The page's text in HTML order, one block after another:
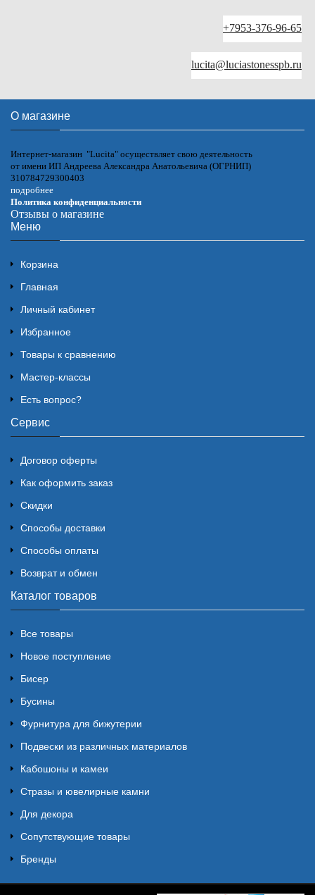
+7953-376-96-65
lucita@luciastonesspb.ru
О магазине
Интернет-магазин "Lucita" осуществляет свою деятельность
от имени ИП Андреева Александра Анатольевича (ОГРНИП)
310784729300403
подробнее
Политика конфиденциальности
Отзывы о магазине
Меню
Корзина
Главная
Личный кабинет
Избранное
Товары к сравнению
Мастер-классы
Есть вопрос?
Сервис
Договор оферты
Как оформить заказ
Скидки
Способы доставки
Способы оплаты
Возврат и обмен
Каталог товаров
Все товары
Новое поступление
Бисер
Бусины
Фурнитура для бижутерии
Подвески из различных материалов
Кабошоны и камеи
Стразы и ювелирные камни
Для декора
Сопутствующие товары
Бренды